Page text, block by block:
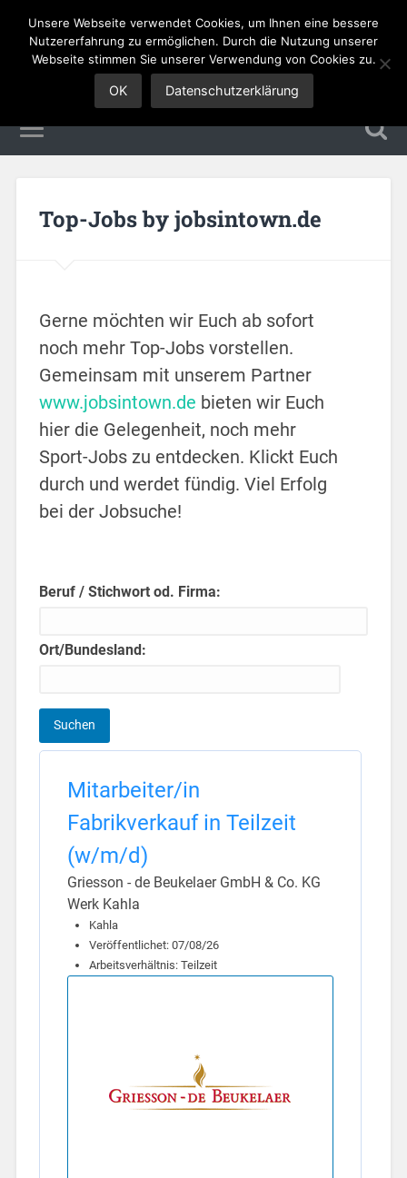
Sales Jobs
Top-Jobs by jobsintown.de
Gerne möchten wir Euch ab sofort
noch mehr Top-Jobs vorstellen.
Gemeinsam mit unserem Partner
www.jobsintown.de bieten wir Euch
hier die Gelegenheit, noch mehr
Sport-Jobs zu entdecken. Klickt Euch
durch und werdet fündig. Viel Erfolg
bei der Jobsuche!
Beruf / Stichwort od. Firma:
Ort/Bundesland:
Mitarbeiter/in
Fabrikverkauf in Teilzeit
(w/m/d)
Griesson - de Beukelaer GmbH & Co. KG
Werk Kahla
Kahla
Veröffentlichet: 07/08/26
Arbeitsverhältnis: Teilzeit
Unsere Webseite verwendet Cookies, um Ihnen eine bessere
Nutzererfahrung zu ermöglichen. Durch die Nutzung unserer
Webseite stimmen Sie unserer Verwendung von Cookies zu.
OK Datenschutzerklärung